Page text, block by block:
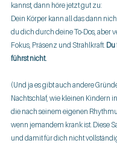
kannst, dann höre jetzt gut zu:
Dein Körper kann all das dann
du dich durch deine To-Dos, aber
Fokus, Präsenz und Strahlkraft. Du
führst nicht.
(Und ja es gibt auch andere
Nachtschlaf, wie kleinen Kindern
die nach seinem eigenen
wenn jemandem krank ist. Diese
und damit für dich nicht